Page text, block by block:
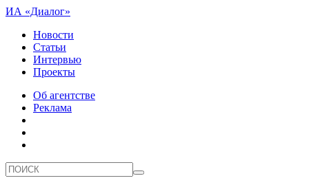
ИА «Диалог»
Новости
Статьи
Интервью
Проекты
Об агентстве
Реклама